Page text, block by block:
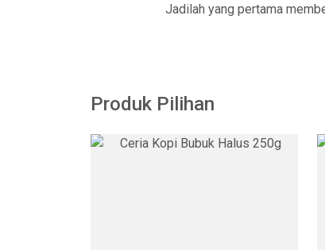
Jadilah yang pertama
Produk Pilihan